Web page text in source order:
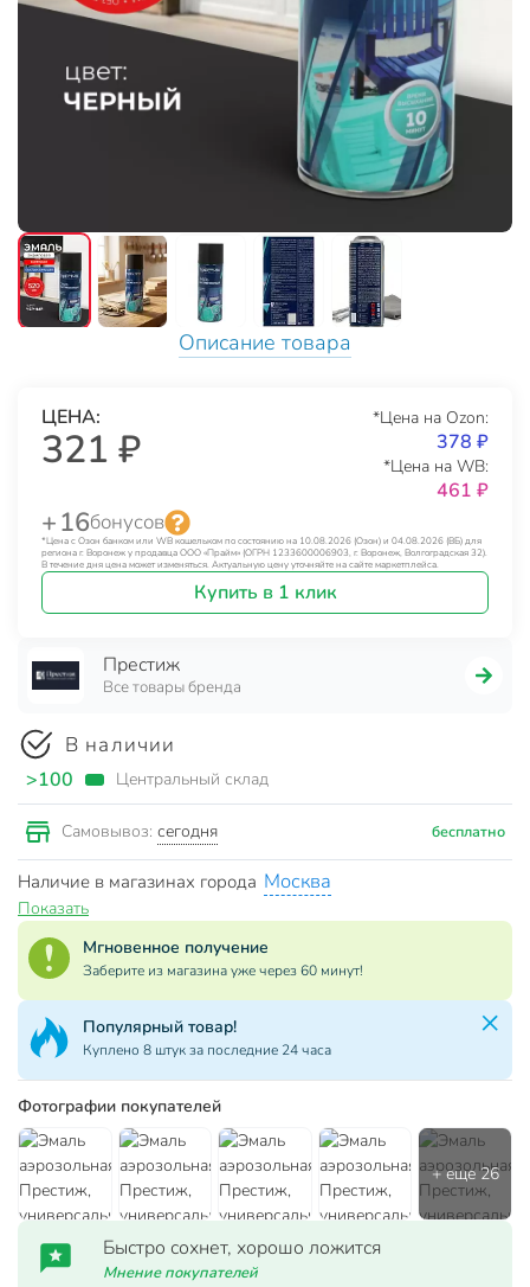
Описание товара
ЦЕНА:
321 ₽
*Цена на Ozon:
378 ₽
*Цена на WB:
461 ₽
+ 16бонусов
*Цена с Озон банком или WB кошельком по состоянию на 10.08.2026 (Озон) и 04.08.2026 (ВБ) для
региона г. Воронеж у продавца ООО «Прайм» (ОГРН 1233600006903, г. Воронеж, Волгоградская 32).
В течение дня цена может изменяться. Актуальную цену уточняйте на сайте маркетплейса.
Купить в 1 клик
Престиж
Все товары бренда
В наличии
>100 Центральный склад
Самовывоз: сегодня бесплатно
Наличие в магазинах города Москва
Показать
Мгновенное получение
Заберите из магазина уже через 60 минут!
Популярный товар!
Куплено 8 штук за последние 24 часа
Фотографии покупателей
Быстро сохнет, хорошо ложится
Мнение покупателей